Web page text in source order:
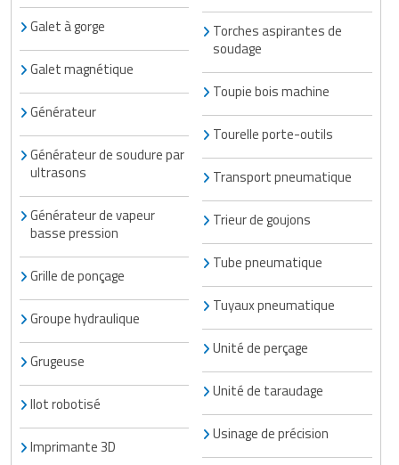
Galet à gorge
Galet magnétique
Générateur
Générateur de soudure par
ultrasons
Générateur de vapeur
basse pression
Grille de ponçage
Groupe hydraulique
Grugeuse
Ilot robotisé
Imprimante 3D
Torches aspirantes de
soudage
Toupie bois machine
Tourelle porte-outils
Transport pneumatique
Trieur de goujons
Tube pneumatique
Tuyaux pneumatique
Unité de perçage
Unité de taraudage
Usinage de précision